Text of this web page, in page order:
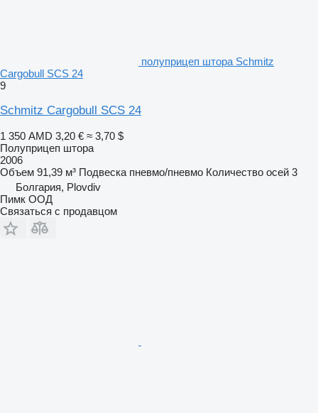
полуприцеп штора Schmitz
Cargobull SCS 24
9
Schmitz Cargobull SCS 24
1 350 AMD 3,20 € ≈ 3,70 $
Полуприцеп штора
2006
Объем 91,39 м³ Подвеска пневмо/пневмо Количество осей 3
Болгария, Plovdiv
Пимк ООД
Связаться с продавцом